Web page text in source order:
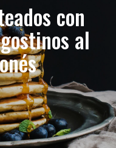
con
al